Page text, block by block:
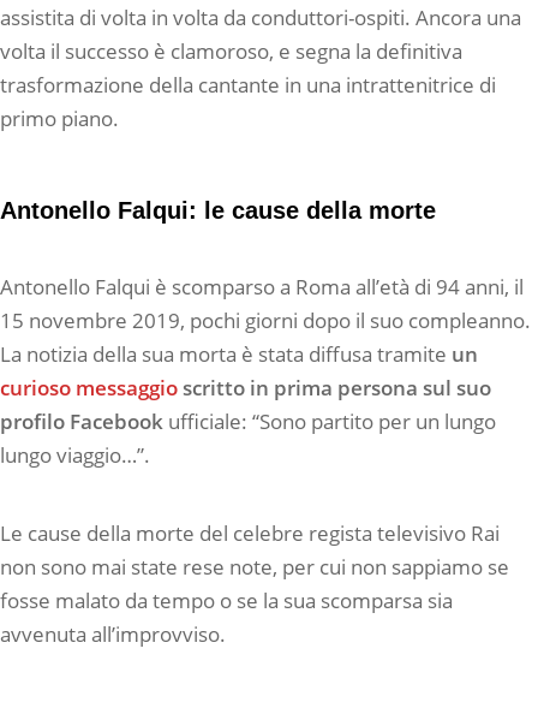
assistita di volta in volta da conduttori-ospiti. Ancora una
volta il successo è clamoroso, e segna la definitiva
trasformazione della cantante in una intrattenitrice di
primo piano.
Antonello Falqui: le cause della morte
Antonello Falqui è scomparso a Roma all’età di 94 anni, il
15 novembre 2019, pochi giorni dopo il suo compleanno.
La notizia della sua morta è stata diffusa tramite un
curioso messaggioscritto in prima persona sul suo
profilo Facebook ufficiale: “Sono partito per un lungo
lungo viaggio…”.
Le cause della morte del celebre regista televisivo Rai
non sono mai state rese note, per cui non sappiamo se
fosse malato da tempo o se la sua scomparsa sia
avvenuta all’improvviso.